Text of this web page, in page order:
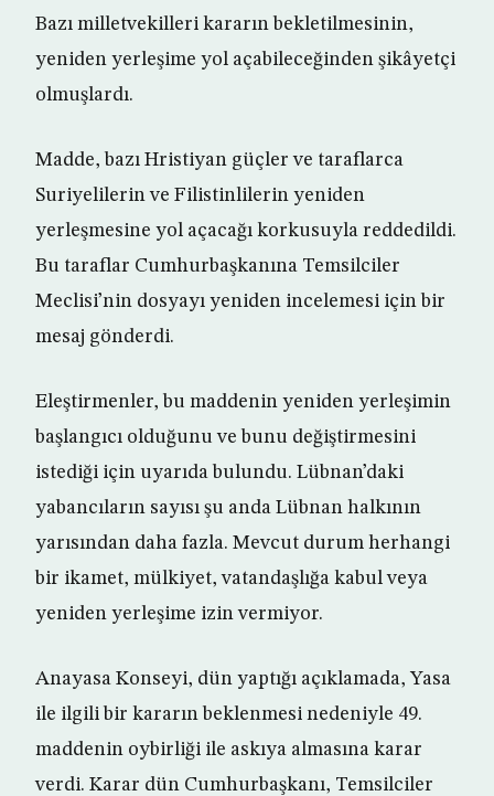
Bazı milletvekilleri kararın bekletilmesinin,
yeniden yerleşime yol açabileceğinden şikâyetçi
olmuşlardı.
Madde, bazı Hristiyan güçler ve taraflarca
Suriyelilerin ve Filistinlilerin yeniden
yerleşmesine yol açacağı korkusuyla reddedildi.
Bu taraflar Cumhurbaşkanına Temsilciler
Meclisi’nin dosyayı yeniden incelemesi için bir
mesaj gönderdi.
Eleştirmenler, bu maddenin yeniden yerleşimin
başlangıcı olduğunu ve bunu değiştirmesini
istediği için uyarıda bulundu. Lübnan’daki
yabancıların sayısı şu anda Lübnan halkının
yarısından daha fazla. Mevcut durum herhangi
bir ikamet, mülkiyet, vatandaşlığa kabul veya
yeniden yerleşime izin vermiyor.
Anayasa Konseyi, dün yaptığı açıklamada, Yasa
ile ilgili bir kararın beklenmesi nedeniyle 49.
maddenin oybirliği ile askıya almasına karar
verdi. Karar dün Cumhurbaşkanı, Temsilciler